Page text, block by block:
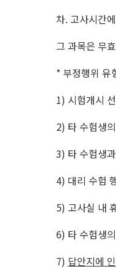
차. 고사시간
그 과목은 무
* 부정행위 유
1) 시험개시
2) 타 수험생
3) 타 수험생
4) 대리 수험
5) 고사실 내
6) 타 수험생
7) 답안지에